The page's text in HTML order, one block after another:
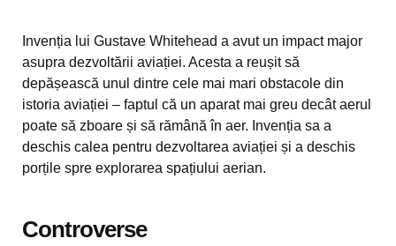
Invenția lui Gustave Whitehead a avut un impact major
asupra dezvoltării aviației. Acesta a reușit să
depășească unul dintre cele mai mari obstacole din
istoria aviației – faptul că un aparat mai greu decât aerul
poate să zboare și să rămână în aer. Invenția sa a
deschis calea pentru dezvoltarea aviației și a deschis
porțile spre explorarea spațiului aerian.
Controverse